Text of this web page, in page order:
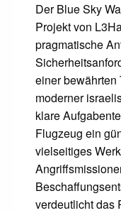
Der Blue Sky
Projekt von
pragmatische
einer bewährten
moderner
klare
Flugzeug ein
vielseitiges
verdeutlicht das